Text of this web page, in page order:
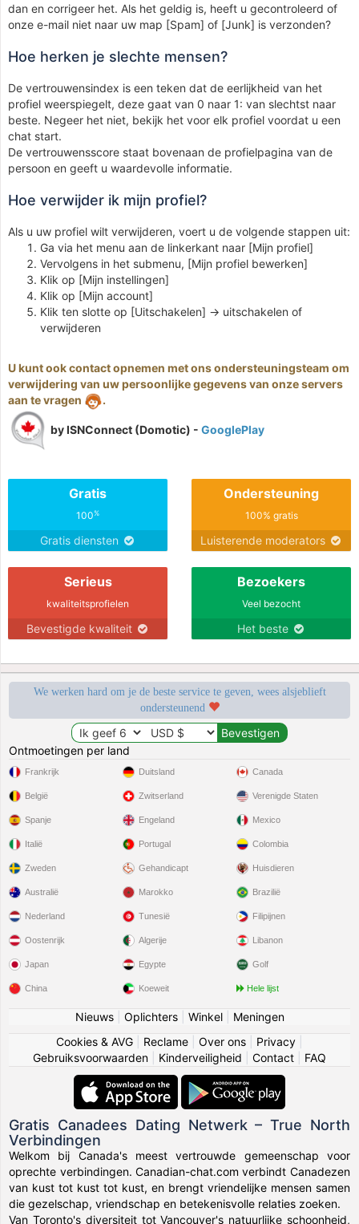
dan en corrigeer het. Als het geldig is, heeft u gecontroleerd of
onze e-mail niet naar uw map [Spam] of [Junk] is verzonden?
Hoe herken je slechte mensen?
De vertrouwensindex is een teken dat de eerlijkheid van het
profiel weerspiegelt, deze gaat van 0 naar 1: van slechtst naar
beste. Negeer het niet, bekijk het voor elk profiel voordat u een
chat start.
De vertrouwensscore staat bovenaan de profielpagina van de
persoon en geeft u waardevolle informatie.
Hoe verwijder ik mijn profiel?
Als u uw profiel wilt verwijderen, voert u de volgende stappen uit:
Ga via het menu aan de linkerkant naar [Mijn profiel]
Vervolgens in het submenu, [Mijn profiel bewerken]
Klik op [Mijn instellingen]
Klik op [Mijn account]
Klik ten slotte op [Uitschakelen] -> uitschakelen of
verwijderen
U kunt ook contact opnemen met ons ondersteuningsteam om
verwijdering van uw persoonlijke gegevens van onze servers
aan te vragen
.
by ISNConnect (Domotic) - GooglePlay
Gratis
100%
Gratis diensten
Ondersteuning
100% gratis
Luisterende moderators
Serieus
kwaliteitsprofielen
Bevestigde kwaliteit
Bezoekers
Veel bezocht
Het beste
We werken hard om je de beste service te geven, wees alsjeblieft
ondersteunend
Ontmoetingen per land
Frankrijk
België
Spanje
Italië
Zweden
Duitsland
Zwitserland
Engeland
Portugal
Gehandicapt
Canada
Verenigde Staten
Mexico
Colombia
Huisdieren
Australië
Nederland
Oostenrijk
Japan
China
Marokko
Tunesië
Algerije
Egypte
Koeweit
Brazilië
Filipijnen
Libanon
Golf
Hele lijst
Nieuws| Oplichters| Winkel| Meningen
Cookies & AVG
Reclame Over ons Privacy
Gebruiksvoorwaarden
Kinderveiligheid Contact FAQ
Gratis Canadees Dating Netwerk – True North
Verbindingen
Welkom bij Canada's meest vertrouwde gemeenschap voor
oprechte verbindingen. Canadian-chat.com verbindt Canadezen
van kust tot kust tot kust, en brengt vriendelijke mensen samen
die gezelschap, vriendschap en betekenisvolle relaties zoeken.
Van Toronto's diversiteit tot Vancouver's natuurlijke schoonheid,